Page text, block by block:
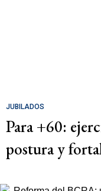
JUBILADOS
Para +60:
postura y